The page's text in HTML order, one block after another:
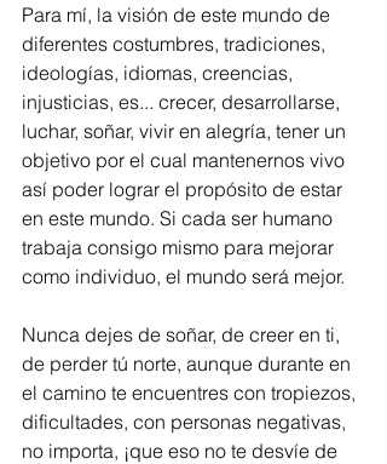
Para mí, la visión de este mundo de
diferentes costumbres, tradiciones,
ideologías, idiomas, creencias,
injusticias, es... crecer, desarrollarse,
luchar, soñar, vivir en alegría, tener un
objetivo por el cual mantenernos vivo
así poder lograr el propósito de estar
en este mundo. Si cada ser humano
trabaja consigo mismo para mejorar
como individuo, el mundo será mejor.
Nunca dejes de soñar, de creer en ti,
de perder tú norte, aunque durante en
el camino te encuentres con tropiezos,
dificultades, con personas negativas,
no importa, ¡que eso no te desvíe de